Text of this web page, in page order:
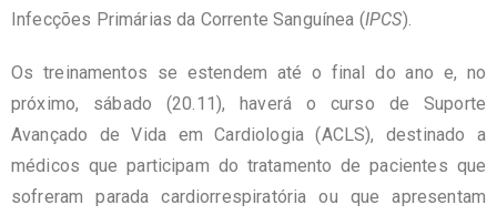
Infecções Primárias da Corrente Sanguínea (IPCS).
Os treinamentos se estendem até o final do ano e, no
próximo, sábado (20.11), haverá o curso de Suporte
Avançado de Vida em Cardiologia (ACLS), destinado a
médicos que participam do tratamento de pacientes que
sofreram parada cardiorrespiratória ou que apresentam